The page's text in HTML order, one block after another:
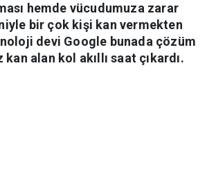
hemde vücudumuza zarar
bir çok kişi kan vermekten
devi Google bunada çözüm
alan kol akıllı saat çıkardı.